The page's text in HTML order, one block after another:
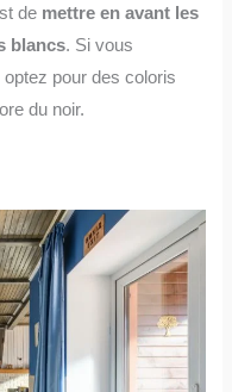
de mettre en avant les
blancs. Si vous
pour des coloris
du noir.